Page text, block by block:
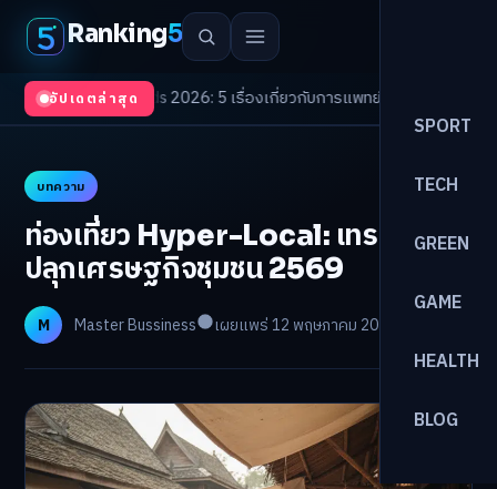
Ranking5
SPORT
TECH
GREEN
GAME
HEALTH
BLOG
อัปเดตล่าสุด
Trends 2026: 5 เรื่องเกี่ยวกับการแพทย์ที่ควรรู้/ดอกเบี้ยขาขึ้นรอบใหม่!
บทความ
ท่องเที่ยว Hyper-Local: เทรนด์ใหม่
ปลุกเศรษฐกิจชุมชน 2569
M Master Bussiness เผยแพร่ 12 พฤษภาคม 2026